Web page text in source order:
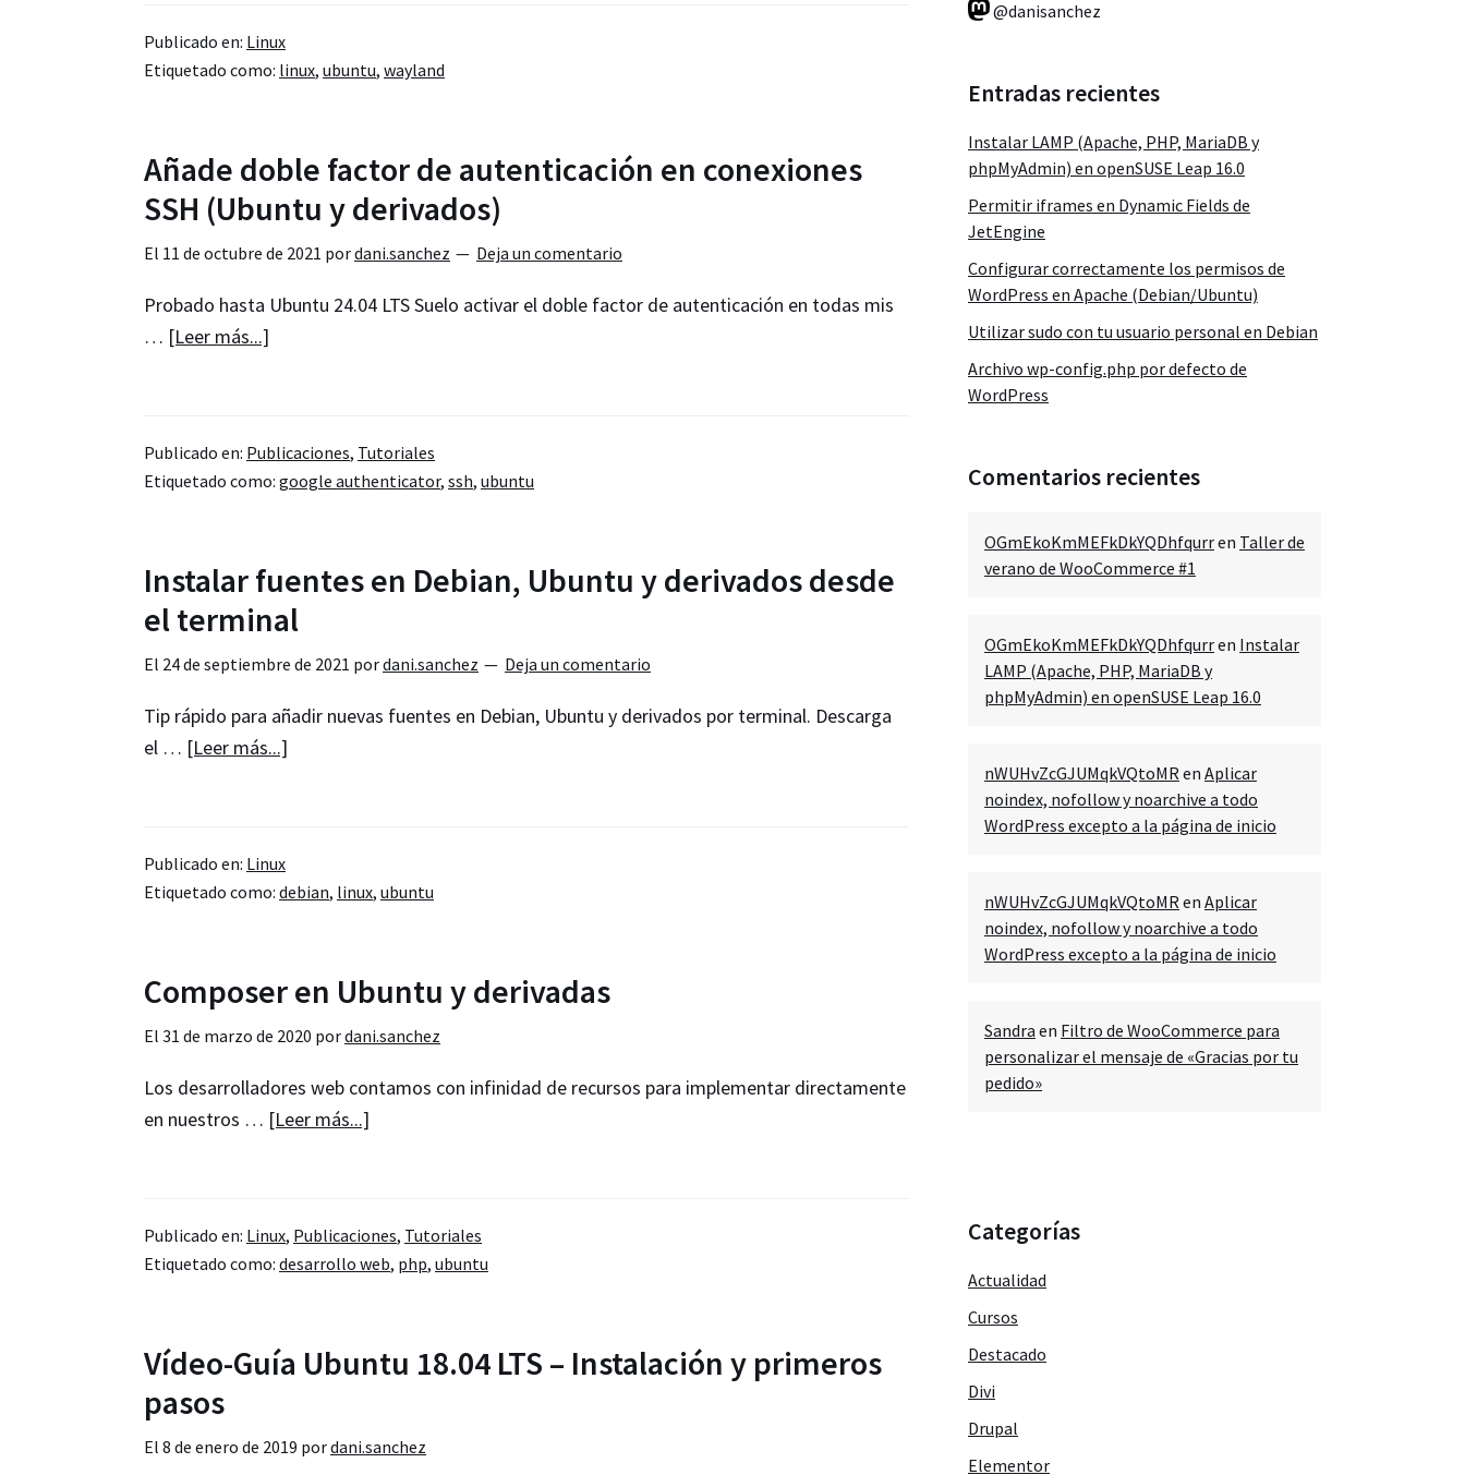
de
Firefox
Publicado en: Linux
Etiquetado como: linux, ubuntu, wayland
Añade doble factor de autenticación en conexiones
SSH (Ubuntu y derivados)
El 11 de octubre de 2021 pordani.sanchez Deja un comentario
Probado hasta Ubuntu 24.04 LTS Suelo activar el doble factor de autenticación en todas mis
… [Leer más...]
factor
de
conexiones
SSH
derivados)
Publicado en: Publicaciones, Tutoriales
Etiquetado como: google authenticator, ssh, ubuntu
Instalar fuentes en Debian, Ubuntu y derivados desde
el terminal
El 24 de septiembre de 2021 pordani.sanchez Deja un comentario
Tip rápido para añadir nuevas fuentes en Debian, Ubuntu y derivados por terminal. Descarga
el … [Leer más...]
Debian,
derivados
desde
terminal
Publicado en: Linux
Etiquetado como: debian, linux, ubuntu
Composer en Ubuntu y derivadas
El 31 de marzo de 2020 pordani.sanchez
Los desarrolladores web contamos con infinidad de recursos para implementar directamente
en nuestros … [Leer más...]
Ubuntu
y
Publicado en: Linux, Publicaciones, Tutoriales
Etiquetado como: desarrollo web, php, ubuntu
Vídeo-Guía Ubuntu 18.04 LTS – Instalación y primeros
pasos
El 8 de enero de 2019 pordani.sanchez
@danisanchez
Entradas recientes
Instalar LAMP (Apache, PHP, MariaDB y
phpMyAdmin) en openSUSE Leap 16.0
Permitir iframes en Dynamic Fields de
JetEngine
Configurar correctamente los permisos de
WordPress en Apache (Debian/Ubuntu)
Utilizar sudo con tu usuario personal en Debian
Archivo wp-config.php por defecto de
WordPress
Comentarios recientes
OGmEkoKmMEFkDkYQDhfqurren Taller de
verano de WooCommerce #1
OGmEkoKmMEFkDkYQDhfqurren Instalar
LAMP (Apache, PHP, MariaDB y
phpMyAdmin) en openSUSE Leap 16.0
nWUHvZcGJUMqkVQtoMRen Aplicar
noindex, nofollow y noarchive a todo
WordPress excepto a la página de inicio
nWUHvZcGJUMqkVQtoMRen Aplicar
noindex, nofollow y noarchive a todo
WordPress excepto a la página de inicio
Sandra en Filtro de WooCommerce para
personalizar el mensaje de «Gracias por tu
pedido»
Categorías
Actualidad
Cursos
Destacado
Divi
Drupal
Elementor